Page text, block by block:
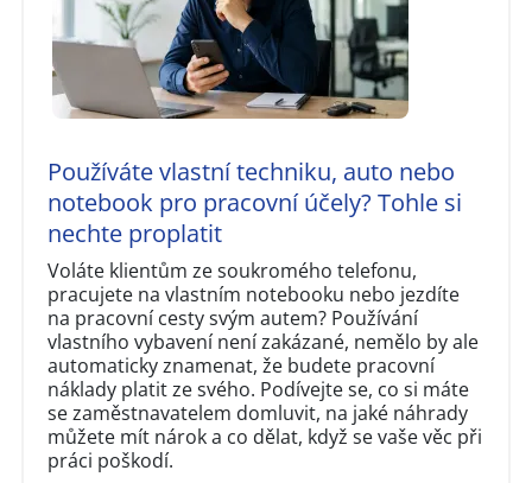
Používáte vlastní techniku, auto nebo
notebook pro pracovní účely? Tohle si
nechte proplatit
Voláte klientům ze soukromého telefonu,
pracujete na vlastním notebooku nebo jezdíte
na pracovní cesty svým autem? Používání
vlastního vybavení není zakázané, nemělo by ale
automaticky znamenat, že budete pracovní
náklady platit ze svého. Podívejte se, co si máte
se zaměstnavatelem domluvit, na jaké náhrady
můžete mít nárok a co dělat, když se vaše věc při
práci poškodí.